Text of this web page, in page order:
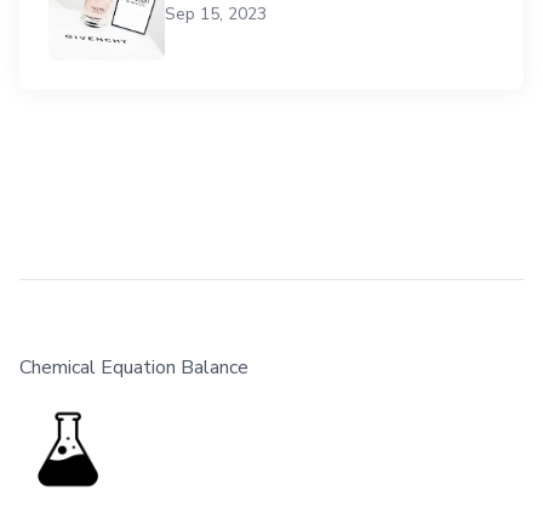
Sep 15, 2023
Chemical Equation Balance